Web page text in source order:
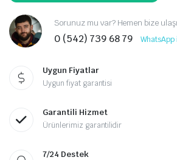
Sorunuz mu var? Hemen bize
0 (542) 739 68 79
Uygun Fiyatlar
Uygun fiyat garantisi
Garantili Hizmet
Ürünlerimiz garantilidir
7/24 Destek